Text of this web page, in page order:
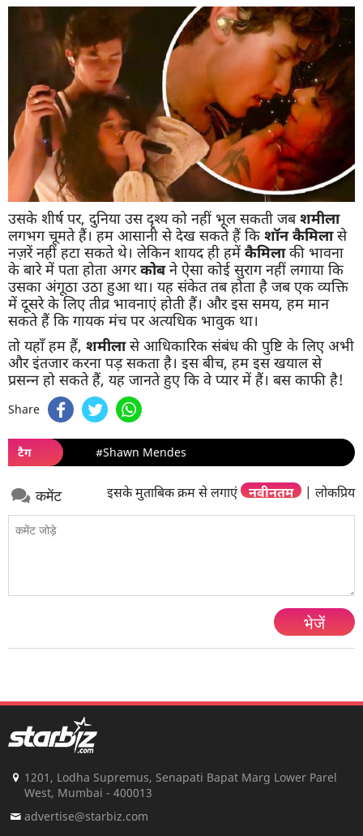
उसके शीर्ष पर, दुनिया उस दृश्य को नहीं भूल सकती जबशमीला
लगभग चूमते हैं। हम आसानी से देख सकते हैं कि शॉन कैमिलासे
नज़रें नहीं हटा सकते थे। लेकिन शायद ही हमें कैमिलाकी भावना
के बारे में पता होता अगरकोबने ऐसा कोई सुराग नहीं लगाया कि
उसका अंगूठा उठा हुआ था। यह संकेत तब होता है जब एक व्यक्ति
में दूसरे के लिए तीव्र भावनाएं होती हैं। और इस समय, हम मान
सकते हैं कि गायक मंच पर अत्यधिक भावुक था।
तो यहाँ हम हैं, शमीलासे आधिकारिक संबंध की पुष्टि के लिए अभी
और इंतजार करना पड़ सकता है। इस बीच, हम इस खयाल से
प्रसन्न हो सकते हैं, यह जानते हुए कि वे प्यार में हैं। बस काफी है!
Share
टैग #Shawn Mendes
कमेंट इसके मुताबिक क्रम से लगाएं नवीनतम | लोकप्रिय
भेजें
1201, Lodha Supremus, Senapati Bapat Marg Lower Parel
West, Mumbai - 400013
advertise@starbiz.com